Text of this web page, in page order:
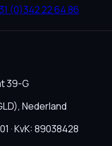
(0)342 22 64 86
39-G
Nederland
· KvK: 89038428